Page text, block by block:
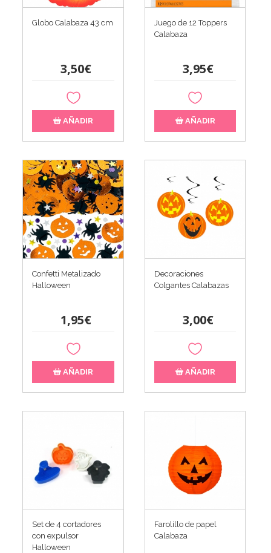
Globo Calabaza 43 cm
3,50€
AÑADIR
Juego de 12 Toppers
Calabaza
3,95€
AÑADIR
Confetti Metalizado
Halloween
1,95€
AÑADIR
Decoraciones
Colgantes Calabazas
3,00€
AÑADIR
Set de 4 cortadores
con expulsor
Halloween
Farolillo de papel
Calabaza